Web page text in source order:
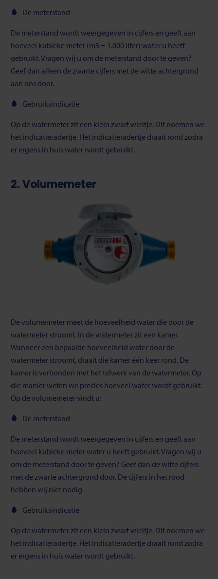
De meterstand
De meterstand wordt weergegeven in cijfers en geeft aan
hoeveel kubieke meter (m3 = 1.000 liter) water u heeft
gebruikt. Vragen wij u om de meterstand door te geven?
Geef dan alleen de zwarte cijfers met de witte achtergrond
aan ons door.
Gebruiksindicatie
Op de watermeter zit een klein zwart wieltje. Dit noemen we
het indicatieradertje. Het indicatieradertje draait rond zodra
er ergens in huis water wordt gebruikt.
2. Volumemeter
De volumemeter meet de hoeveelheid water die door de
watermeter stroomt. In de watermeter zit een kamer.
Wanneer een bepaalde hoeveelheid water door de
watermeter stroomt, draait die kamer één keer rond. De
kamer is verbonden met het telwerk van de watermeter. Op
die manier weten we precies hoeveel water wordt gebruikt.
Op de volumemeter vindt u:
De meterstand
De meterstand wordt weergegeven in cijfers en geeft aan
hoeveel kubieke meter water u heeft gebruikt. Vragen wij u
om de meterstand door te geven? Geef dan de witte cijfers
met de zwarte achtergrond door. De cijfers in het rood
hebben wij niet nodig
Gebruiksindicatie
Op de watermeter zit een klein zwart wieltje. Dit noemen we
het indicatieradertje. Het indicatieradertje draait rond zodra
er ergens in huis water wordt gebruikt.